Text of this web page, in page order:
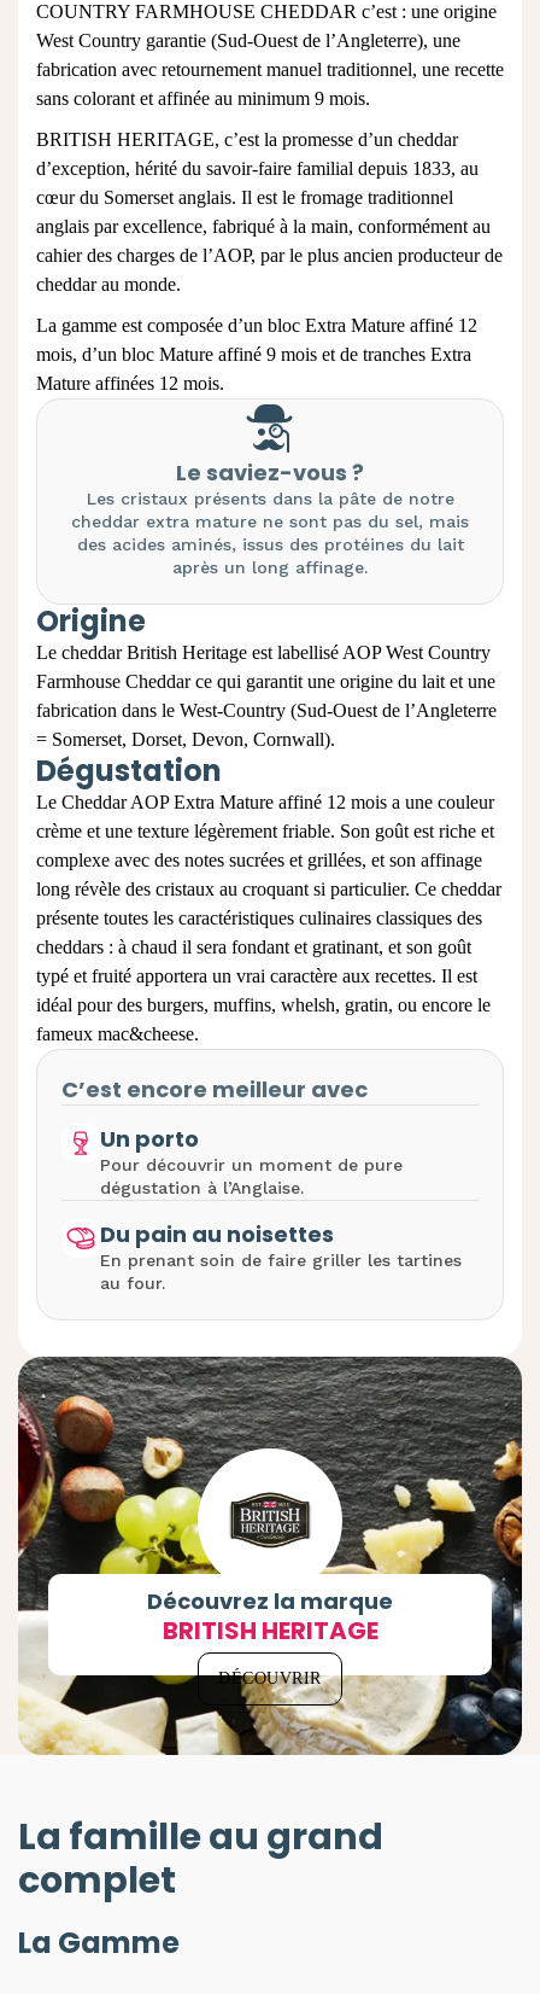
COUNTRY FARMHOUSE CHEDDAR c’est : une origine
West Country garantie (Sud-Ouest de l’Angleterre), une
fabrication avec retournement manuel traditionnel, une recette
sans colorant et affinée au minimum 9 mois.
BRITISH HERITAGE, c’est la promesse d’un cheddar
d’exception, hérité du savoir-faire familial depuis 1833, au
cœur du Somerset anglais. Il est le fromage traditionnel
anglais par excellence, fabriqué à la main, conformément au
cahier des charges de l’AOP, par le plus ancien producteur de
cheddar au monde.
La gamme est composée d’un bloc Extra Mature affiné 12
mois, d’un bloc Mature affiné 9 mois et de tranches Extra
Mature affinées 12 mois.
Le saviez-vous ?
Les cristaux présents dans la pâte de notre
cheddar extra mature ne sont pas du sel, mais
des acides aminés, issus des protéines du lait
après un long affinage.
Origine
Le cheddar British Heritage est labellisé AOP West Country
Farmhouse Cheddar ce qui garantit une origine du lait et une
fabrication dans le West-Country (Sud-Ouest de l’Angleterre
= Somerset, Dorset, Devon, Cornwall).
Dégustation
Le Cheddar AOP Extra Mature affiné 12 mois a une couleur
crème et une texture légèrement friable. Son goût est riche et
complexe avec des notes sucrées et grillées, et son affinage
long révèle des cristaux au croquant si particulier. Ce cheddar
présente toutes les caractéristiques culinaires classiques des
cheddars : à chaud il sera fondant et gratinant, et son goût
typé et fruité apportera un vrai caractère aux recettes. Il est
idéal pour des burgers, muffins, whelsh, gratin, ou encore le
fameux mac&cheese.
C’est encore meilleur avec
Un porto
Pour découvrir un moment de pure
dégustation à l’Anglaise.
Du pain au noisettes
En prenant soin de faire griller les tartines
au four.
Découvrez la marque
BRITISH HERITAGE
DÉCOUVRIR
La famille au grand
complet
La Gamme